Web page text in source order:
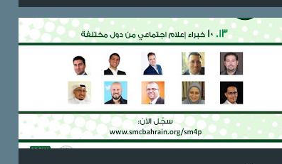
اعلام اجتماعي العالم العربي انفوجرافيك تواصل اجتماعي
محتوى عربي